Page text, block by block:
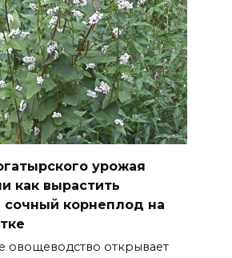
урожая
как вырастить
сочный корнеплод на
овощеводство открывает